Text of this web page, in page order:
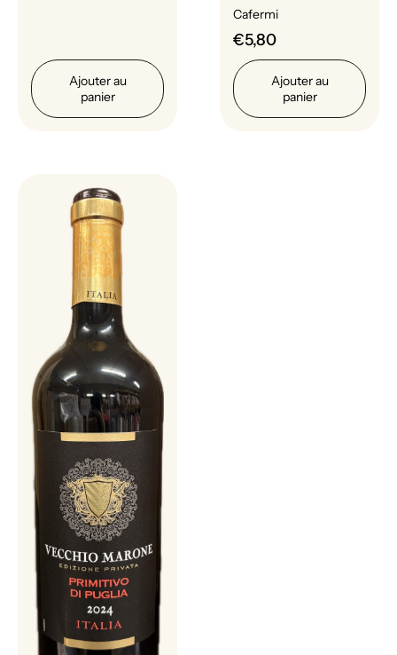
Ajouter au
panier
Cafermi
€5,80
Ajouter au
panier